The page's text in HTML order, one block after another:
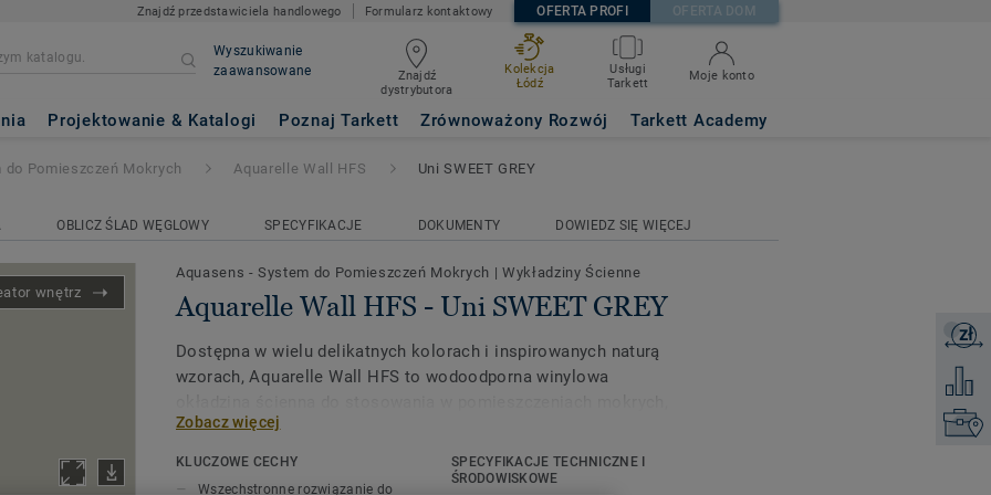
Znajdź przedstawiciela handlowego Formularz kontaktowy OFERTA PROFI OFERTA DOM
Wyszukiwanie
zaawansowane
Znajdź
dystrybutora
Kolekcja
Łódź
Usługi
Tarkett
Moje konto
Projektowanie & Katalogi Poznaj Tarkett Zrównoważony Rozwój Tarkett Academy
- Uni SWEET GREY
zł
Dodaj
Pomieszczeń Mokrych Aquarelle Wall HFS Uni SWEET GREY
OBLICZ ŚLAD WĘGLOWY SPECYFIKACJE DOKUMENTY DOWIEDZ SIĘ WIĘCEJ
wnętrz
Aquasens - System do Pomieszczeń Mokrych | Wykładziny Ścienne
Aquarelle Wall HFS - Uni SWEET GREY
Dostępna w wielu delikatnych kolorach i inspirowanych naturą
wzorach, Aquarelle Wall HFS to wodoodporna winylowa
takich jak pomieszczenia dla pacjentów w placówkach opieki
zdrowotnej i opieki nad osobami starszymi, zbiorcze natryski i
szatnie w budynkach edukacyjnych, pomieszczenia socjalne,
Zobacz więcej
KLUCZOWE CECHY
Wszechstronne rozwiązanie do
SPECYFIKACJE TECHNICZNE I
ŚRODOWISKOWE